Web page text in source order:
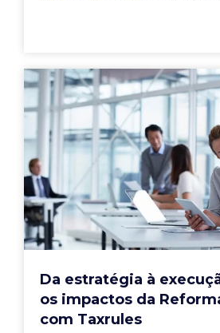
Da estratégia à
os impactos da
com Taxrules